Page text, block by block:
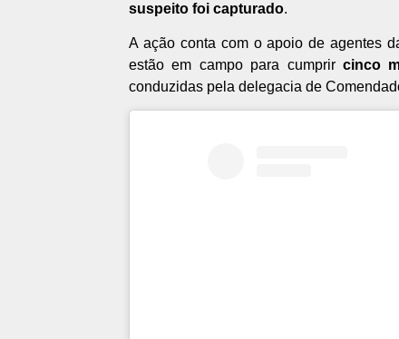
suspeito foi capturado.
A ação conta com o apoio de agentes
estão em campo para cumprir cinco
conduzidas pela delegacia de